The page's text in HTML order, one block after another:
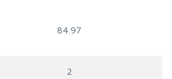
84.97
2